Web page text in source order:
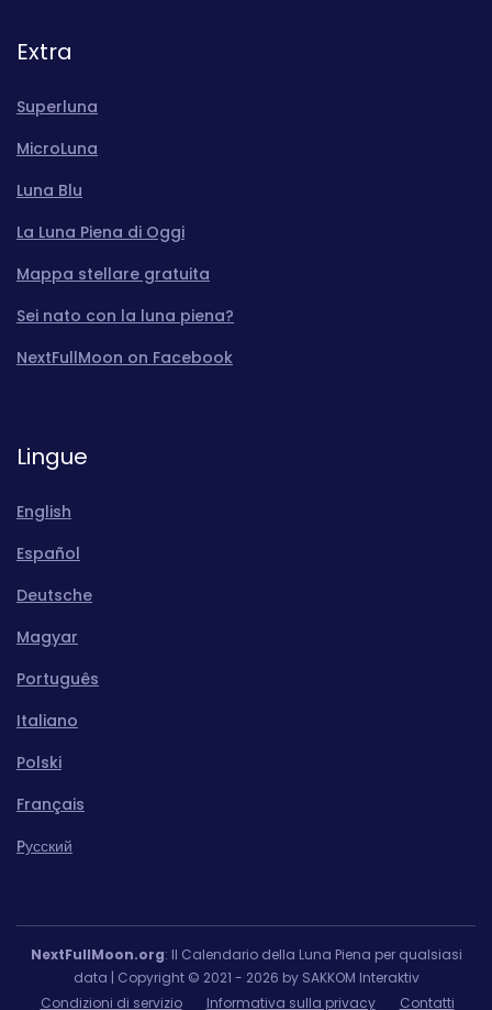
Extra
Superluna
MicroLuna
Luna Blu
La Luna Piena di Oggi
Mappa stellare gratuita
Sei nato con la luna piena?
NextFullMoon on Facebook
Lingue
English
Español
Deutsche
Magyar
Português
Italiano
Polski
Français
Pусский
NextFullMoon.org: Il Calendario della Luna Piena per qualsiasi
data | Copyright © 2021 - 2026 by SAKKOM Interaktiv
Condizioni di servizio
Informativa sulla privacy Contatti